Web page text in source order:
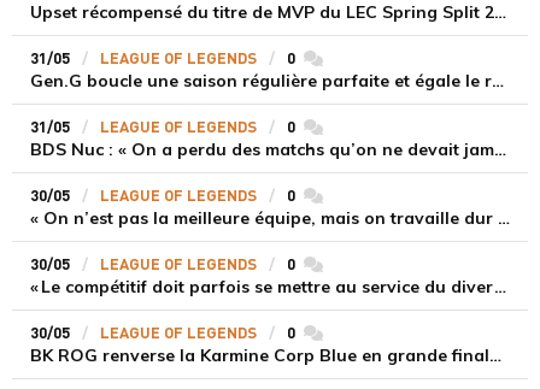
Upset récompensé du titre de MVP du LEC Spring Split 2025
31/05 LEAGUE OF LEGENDS 0 commentaires
Gen.G boucle une saison régulière parfaite et égale le record de T1 en LCK
31/05 LEAGUE OF LEGENDS 0 commentaires
BDS Nuc : « On a perdu des matchs qu’on ne devait jamais perdre »
30/05 LEAGUE OF LEGENDS 0 commentaires
« On n’est pas la meilleure équipe, mais on travaille dur », Hans Sama après le premier tour des playoffs du LEC Spring Split
30/05 LEAGUE OF LEGENDS 0 commentaires
« Le compétitif doit parfois se mettre au service du divertissement », Laure Valée au micro de Trayton
30/05 LEAGUE OF LEGENDS 0 commentaires
BK ROG renverse la Karmine Corp Blue en grande finale et décroche son tout premier titre en LFL